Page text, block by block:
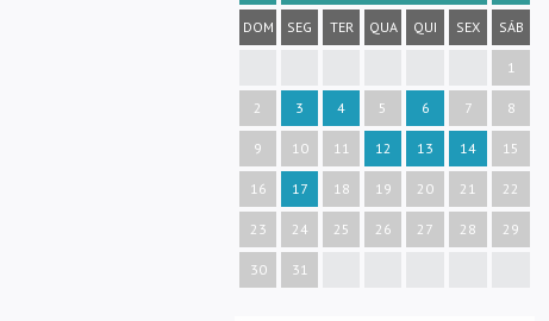
DOM SEG TER QUA QUI SEX SÁB
1
2 3 4 5 6 7 8
9 10 11 12 13 14 15
16 17 18 19 20 21 22
23 24 25 26 27 28 29
30 31